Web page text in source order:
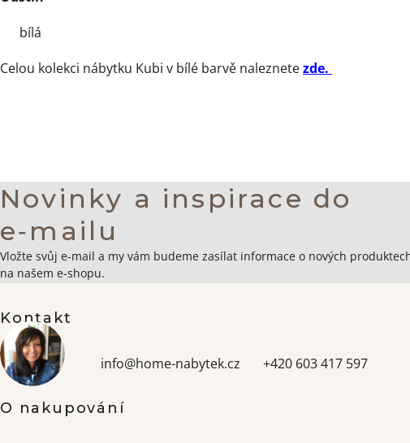
bílá
Celou kolekci nábytku Kubi v bílé barvě naleznetezde.
Zápatí
Novinky a inspirace do
e‑mailu
Vložte svůj e-mail a my vám budeme zasílat informace o nových
na našem e-shopu.
Kontakt
info@home-nabytek.cz +420 603 417 597
O nakupování